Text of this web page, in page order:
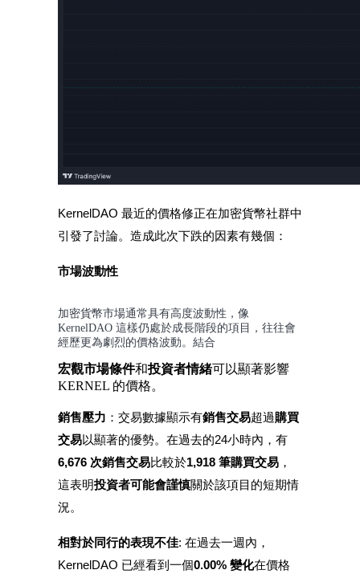
借貸寶
借貸數字貨幣，及時且安全的服務
定投理财
享受活期理財及長期收益
KernelDAO 最近的價格修正在加密貨幣社群中
引發了討論。造成此次下跌的因素有幾個：
市場波動性
加密貨幣市場通常具有高度波動性，像
KernelDAO 這樣仍處於成長階段的項目，往往會
經歷更為劇烈的價格波動。結合
宏觀市場條件和投資者情緒可以顯著影響
KERNEL 的價格。
銷售壓力 ：交易數據顯示有銷售交易超過 購買
交易以顯著的優勢。在過去的24小時內，有
6,676 次銷售交易比較於1,918 筆購買交易 ，
這表明投資者可能會謹慎關於該項目的短期情
況。
相對於同行的表現不佳: 在過去一週內，
KernelDAO 已經看到一個0.00% 變化在價格